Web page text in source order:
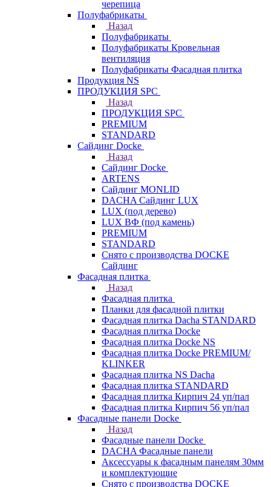
черепица
Полуфабрикаты
Назад
Полуфабрикаты
Полуфабрикаты Кровельная
вентиляция
Полуфабрикаты Фасадная плитка
Продукция NS
ПРОДУКЦИЯ SPC
Назад
ПРОДУКЦИЯ SPC
PREMIUM
STANDARD
Сайдинг Docke
Назад
Сайдинг Docke
ARTENS
Cайдинг MONLID
DACHA Сайдинг LUX
LUX (под дерево)
LUX ВФ (под камень)
PREMIUM
STANDARD
Снято с производства DOCKE
Сайдинг
Фасадная плитка
Назад
Фасадная плитка
Планки для фасадной плитки
Фасадная плитка Dacha STANDARD
Фасадная плитка Docke
Фасадная плитка Docke NS
Фасадная плитка Docke PREMIUM/
KLINKER
Фасадная плитка NS Dacha
Фасадная плитка STANDARD
Фасадная плитка Кирпич 24 уп/пал
Фасадная плитка Кирпич 56 уп/пал
Фасадные панели Docke
Назад
Фасадные панели Docke
DACHA Фасадные панели
Аксессуары к фасадным панелям 30мм
и комплектующие
Снято с производства DOCKE